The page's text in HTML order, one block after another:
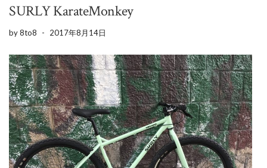
SURLY KarateMonkey
by8to8 - 2017年8月14日